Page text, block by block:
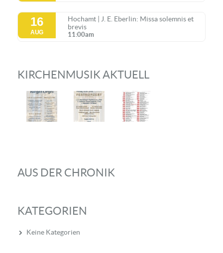
16
AUG
Hochamt | J. E. Eberlin: Missa solemnis et
brevis
11:00am
KIRCHENMUSIK AKTUELL
AUS DER CHRONIK
KATEGORIEN
Keine Kategorien